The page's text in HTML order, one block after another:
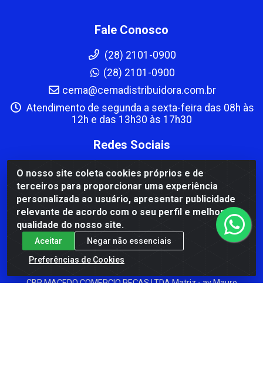
O nosso site coleta cookies próprios e de
terceiros para proporcionar uma experiência
personalizada ao usuário, apresentar publicidade
relevante de acordo com o seu perfil e melhorar a
qualidade do nosso site.
Aceitar
Negar não essenciais
Preferências de Cookies
Fale Conosco
(28) 2101-0900
(28) 2101-0900
cema@cemadistribuidora.com.br
Atendimento de segunda a sexta-feira das 08h às
12h e das 13h30 às 17h30
Redes Sociais
Instagram
Facebook
Formas de Pagamento
CBP MACEDO COMERCIO PEÇAS LTDA Matriz - av Mauro